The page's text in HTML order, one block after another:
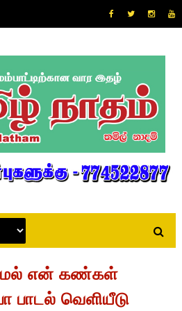
என் கண்கள்
பாடல் வெளியீடு